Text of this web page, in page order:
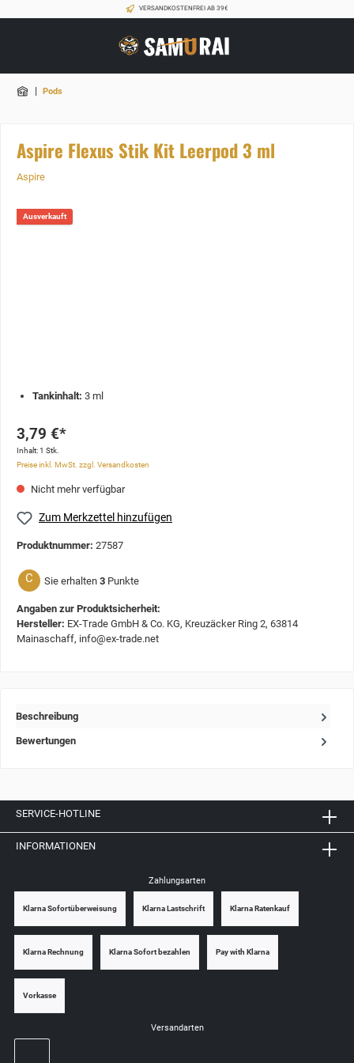
VERSANDKOSTENFREI AB 39€
| Pods
Aspire Flexus Stik Kit Leerpod 3 ml
Aspire
Ausverkauft
Tankinhalt: 3 ml
3,79 €*
Inhalt:1 Stk.
Preise inkl. MwSt. zzgl. Versandkosten
Nicht mehr verfügbar
Zum Merkzettel hinzufügen
Produktnummer: 27587
C Sie erhalten 3 Punkte
Angaben zur Produktsicherheit:
Hersteller: EX-Trade GmbH & Co. KG, Kreuzäcker Ring 2, 63814
Mainaschaff, info@ex-trade.net
Beschreibung
Bewertungen
SERVICE-HOTLINE
INFORMATIONEN
Zahlungsarten
Klarna Sofortüberweisung Klarna Lastschrift Klarna Ratenkauf
Klarna Rechnung Klarna Sofort bezahlen Pay with Klarna
Vorkasse
Versandarten